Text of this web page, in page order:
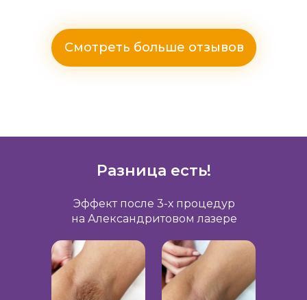
Смотреть больше отзывов
Разница есть!
Эффект после 3-х процедур
на Александритовом лазере